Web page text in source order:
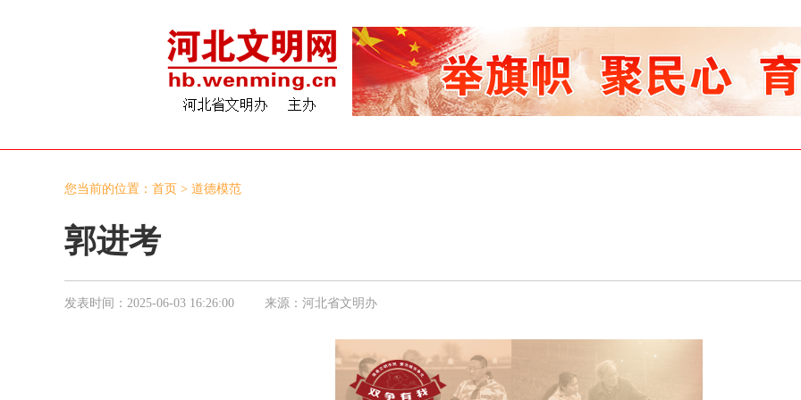
您当前的位置： 首页 > 道德模范
郭进考
发表时间： 2025-06-03 16:26:00 来源： 河北省文明办